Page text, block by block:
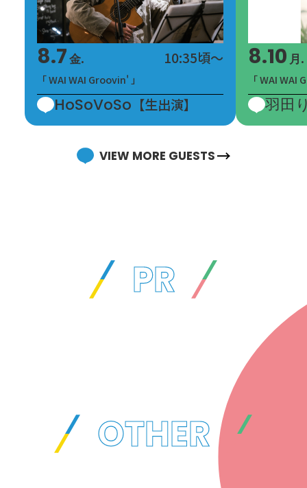
20:00
20:15
内田彩の 「うちださんのお
うっちー」
20:15
20:30
Do The Shuffle ～AI音選
部～
yama びこラジオ
Everlasting Music
誰も聞いてないから大丈夫
22:00
SCHOOL OF LOCK! FRIDAY
学校運営戦略会議
8.7金. 10:35頃～
「 WAI WAI Groovin' 」
HoSoVoSo 【生出演】
8.10月.
「 WAI WAI
羽田
VIEW MORE GUESTS
PR
OTHER